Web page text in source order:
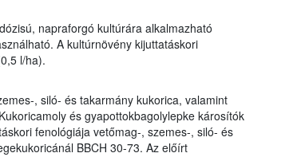
napraforgó kultúrára alkalmazható
A kultúrnövény kijuttatáskori
l/ha).
, siló- és takarmány kukorica, valamint
és gyapottokbagolylepke károsítók
fenológiája vetőmag-, szemes-, siló- és
BBCH 30-73. Az előírt